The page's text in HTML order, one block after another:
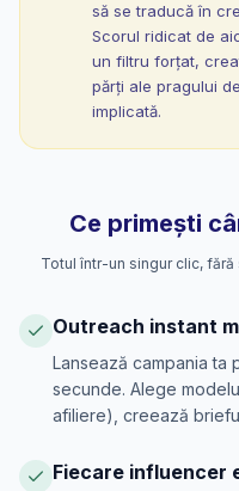
să se traducă în
Scorul ridicat de
un filtru forțat,
părți ale pragului
implicată.
Ce primești
Totul într-un singur clic,
Outreach instant
Lansează campania ta
secunde. Alege
afiliere), creează
Fiecare influencer